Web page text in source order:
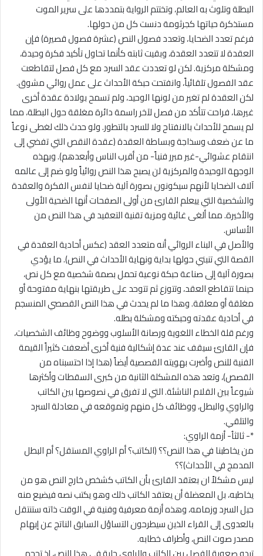
البطلة وتلوث به العالم، وتختتم الرواية بتمددها على سرير الموت
مستذكرة حياتها كجرثومة دنست كل من حولها.
فرغم تعدد الضحايا، وتعدد فصول النص (عشرة فصول قصيرة) فإن
العقدة لا تتعدد العقدة، وبقيت ثابته كأنما تحاول تأكيد فكرة وحيدة،
ومشكلة مركزية. لكن لو تعددت عقد السرد مع كل فصل لتقاطعت
عقد الفصول تلقائياً، وانفتحت حبكة الأحداث على عمل روائي مشوق.
لكن العقدة لم تغير من لونها الوحيد، ولم تسمح بولادة عقدة أخرى
غيرها، فراحت تتأكد من فصل لآخر راسمة دائرة مغلقة حول البطلة، مما
لم يسمح للأحداث بالانفتاح ولا للسرد بالتطور. ولو حدث ذلك لغطى نوعاً
ما عن ضعف وسذاجة وبساطة العقدة (عقدة النقص التي تفضي إلى
انتقام عشوائي-غير مبرر فنياً- من أقرب الناس وأبعدهم). وبهذه
الوجهة الوحيدة والمركزية لن يصبح هذا النص روائياً ولو ضم إلى عالمه
آلاف الضحايا لأنهم سيكونون بصورة آلية ضحايا لنفس الفكرة والعقدة
والشخصية التي ييعلم القارئ من أولى الصفحات أنها الضحية الأولى
والأخيرة. مما ألغى غائية ومزية تقنية التعقيد في هذا النص من
الأساس.
والأصل في البناء الروائي أنه متعدد العقد (عكس أحادية العقدة في
القصة التي تنبني حولها بداية ونهاية الأحداث في النص). ما يؤدي
بصورة آلية إلى صناعة حبكة نوعية تحمل بصمة شخصية مع كل نص،
حينما تتقاطع العقد، وتتوزع ثم تتوحد على طريقتها بنهاية مفتوحة أو
مغلقة أو معلقة. وهذا ما لم يحدث في هذا النص القصصي المنسجم
في أحادية عقدته وحبكته ومشكلة بطله.
ورغم قلة الخطاء اللغوية ورصانة الأسلوب ووضوح وظائف الشخصيات،
فإن القارئ سيقف عند عدة إشكالية فنية أخرى أضعفت كثيراً القيمة
الفنية للنص وأضرت بهويته القصصية أيضاً (هذا إذا احتسبناه من
القصص)، وتعد هذه المشكلة الثانية من كبرى السقطات وأكثرها
شيوعاً بين القلام الناشئة. التي لا تفرق في نصوصها بين الكاتب
والراوي والبطل، ووظائف كل منهم وتموقعه في معادلة السرد
والتلقي.
*- ثالثاُ- أزمة الراوي:
من يخاطبنا في هذا النص؟؟ (الكاتب؟ أم الراوي المستقل؟ أم البطل
المدمج في الأحداث)؟؟
ليس مشكلاً ان بعتقد القارئ بأن الكاتب كشخص خارج النص هو من
يخاطبه، بل المعضلة أن يعتقد الكاتب ذلك وهو يكتب نصه فيضيع منه
حبل السرد وزمامه، وهذه أزمة معرفية وفنية في الوقت ذاته ستنتقل
بالعدوى إلى القراء الذين سيطرحون التساؤل السابق الناتج عن إبهام
مصدر صوت النص، وأطراف خطابه.